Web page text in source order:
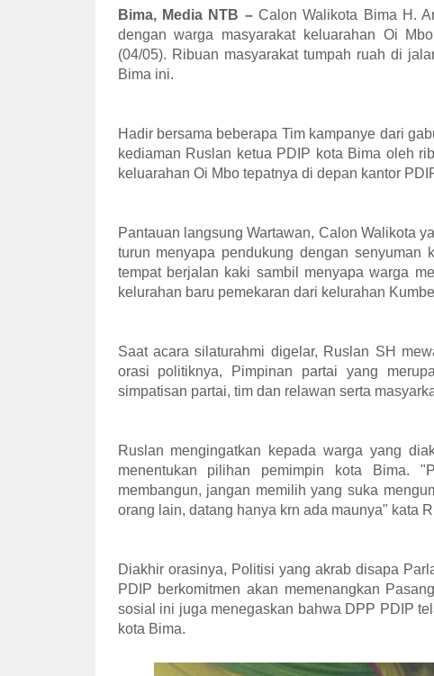
Bima, Media NTB –Calon Walikota Bima H.
dengan warga masyarakat keluarahan Oi
(04/05). Ribuan masyarakat tumpah ruah di
Bima ini.
Hadir bersama beberapa Tim kampanye dari
kediaman Ruslan ketua PDIP kota Bima oleh
keluarahan Oi Mbo tepatnya di depan kantor
Pantauan langsung Wartawan, Calon Walikota
turun menyapa pendukung dengan senyuman
tempat berjalan kaki sambil menyapa warga
kelurahan baru pemekaran dari kelurahan
Saat acara silaturahmi digelar, Ruslan SH
orasi politiknya, Pimpinan partai yang
simpatisan partai, tim dan relawan serta
Ruslan mengingatkan kepada warga yang
menentukan pilihan pemimpin kota Bima.
membangun, jangan memilih yang suka
orang lain, datang hanya krn ada maunya" kata
Diakhir orasinya, Politisi yang akrab disapa
PDIP berkomitmen akan memenangkan
sosial ini juga menegaskan bahwa DPP PDIP
kota Bima.